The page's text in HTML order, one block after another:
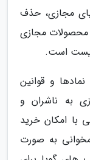
مجازی، حذف
مجازی
است.
و قوانین
به ناشران و
با امکان خرید
به صورت